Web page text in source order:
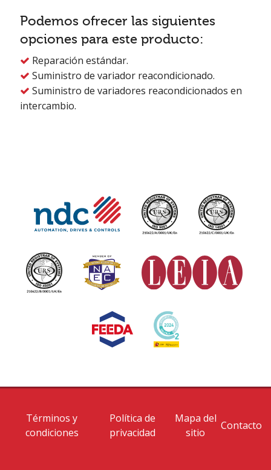
Podemos ofrecer las siguientes
opciones para este producto:
 Reparación estándar.
 Suministro de variador reacondicionado.
 Suministro de variadores reacondicionados en
intercambio.
Términos y
condiciones
Política de
privacidad
Mapa del
sitio
Contacto